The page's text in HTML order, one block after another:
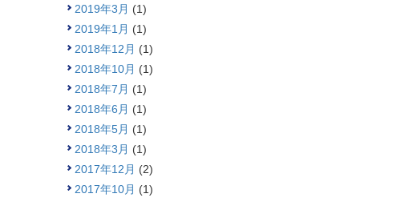
2019年3月 (1)
2019年1月 (1)
2018年12月 (1)
2018年10月 (1)
2018年7月 (1)
2018年6月 (1)
2018年5月 (1)
2018年3月 (1)
2017年12月 (2)
2017年10月 (1)